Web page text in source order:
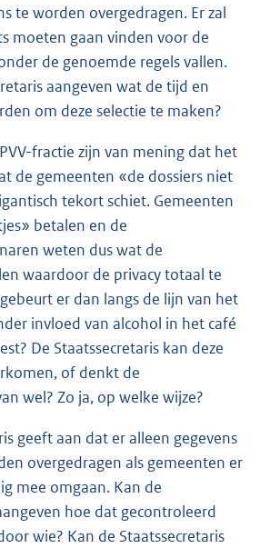
te worden overgedragen. Er zal
moeten gaan vinden voor de
de genoemde regels vallen.
aangeven wat de tijd en
om deze selectie te maken?
fractie zijn van mening dat het
de gemeenten «de dossiers niet
tekort schiet. Gemeenten
betalen en de
weten dus wat de
waardoor de privacy totaal te
er dan langs de lijn van het
invloed van alcohol in het café
De Staatssecretaris kan deze
of denkt de
wel? Zo ja, op welke wijze?
geeft aan dat er alleen gegevens
overgedragen als gemeenten er
mee omgaan. Kan de
hoe dat gecontroleerd
wie? Kan de Staatssecretaris